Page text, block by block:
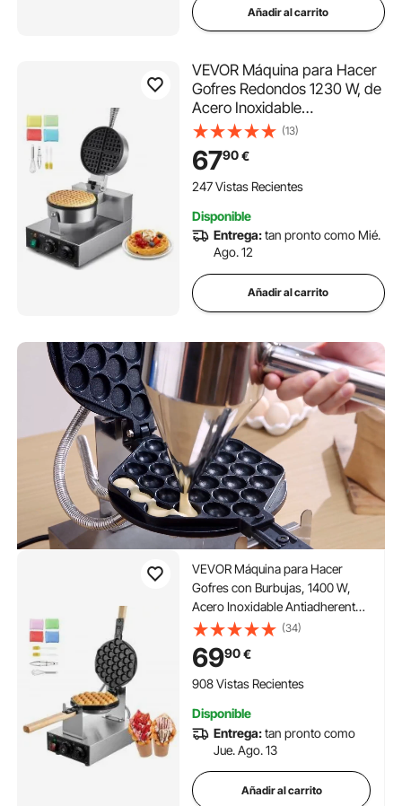
Añadir al carrito
VEVOR Máquina para Hacer
Gofres Redondos 1230 W, de
Acero Inoxidable
Antiadherente, con Control
de Temperatura y Tiempo,
Asa, para Restaurantes,
Panaderías, Bares y Familias,
(13)
6790€
247 Vistas Recientes
Disponible
Entrega:tan pronto como Mié.
Ago. 12
Añadir al carrito
VEVOR Máquina para Hacer
Gofres con Burbujas, 1400 W,
Acero Inoxidable Antiadherente,
Control Temperatura y Tiempo,
Mango de Madera, para
Restaurantes, Panaderías, 593 x
220 x 268 mm, Plata, 1P
(34)
6990€
908 Vistas Recientes
Disponible
Entrega:tan pronto como
Jue. Ago. 13
Añadir al carrito